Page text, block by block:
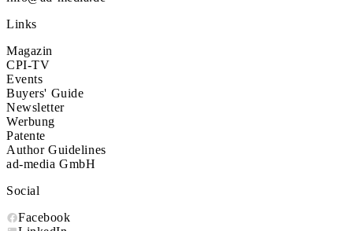
Links
Magazin
CPI-TV
Events
Buyers' Guide
Newsletter
Werbung
Patente
Author Guidelines
ad-media GmbH
Social
Facebook